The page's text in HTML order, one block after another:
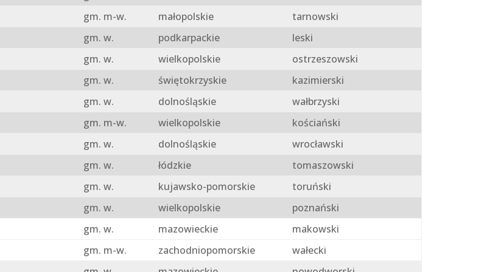
gm. m-w. małopolskie
tarnowski
gm. w. podkarpackie
leski
gm. w. wielkopolskie
ostrzeszowski
gm. w. świętokrzyskie
kazimierski
gm. w. dolnośląskie
wałbrzyski
gm. m-w. wielkopolskie
kościański
gm. w. dolnośląskie
wrocławski
gm. w. łódzkie
tomaszowski
gm. w. kujawsko-pomorskie
toruński
gm. w. wielkopolskie
poznański
gm. w. mazowieckie
makowski
gm. m-w. zachodniopomorskie
wałecki